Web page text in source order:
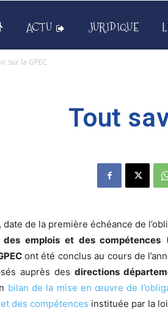
ACTU JURIDIQUE
sur la GPEC
Tout
date de la première échéance de
emplois et des compétences
ont été conclus au cours de
auprès des directions
bilan de la mise en œuvre de
des compétences instituée par la